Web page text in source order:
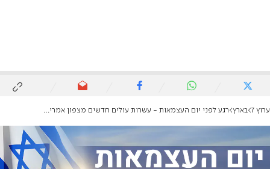
ערוץ 7 בארץ רגע לפני יום העצמאות - עשרות עולים חדשים מצפון אמריקה הגיעו בשבוע האחרון לישראל